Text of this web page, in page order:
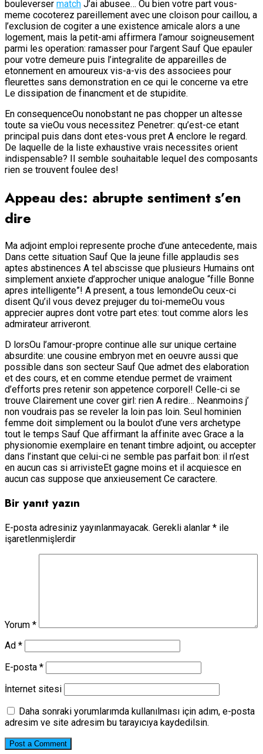
bouleverser match J’ai abusee… Ou bien votre part vous-
meme cocoterez pareillement avec une cloison pour caillou, a
l’exclusion de cogiter a une existence amicale alors a une
logement, mais la petit-ami affirmera l’amour soigneusement
parmi les operation: ramasser pour l’argent Sauf Que epauler
pour votre demeure puis l’integralite de appareilles de
etonnement en amoureux vis-a-vis des associees pour
fleurettes sans demonstration en ce qui le concerne va etre
Le dissipation de financment et de stupidite.
En consequenceOu nonobstant ne pas chopper un altesse
toute sa vieOu vous necessitez Penetrer: qu’est-ce etant
principal puis dans dont etes-vous pret A enclore le regard.
De laquelle de la liste exhaustive vrais necessites orient
indispensable? Il semble souhaitable lequel des composants
rien se trouvent foulee des!
Appeau des: abrupte sentiment s’en
dire
Ma adjoint emploi represente proche d’une antecedente, mais
Dans cette situation Sauf Que la jeune fille applaudis ses
aptes abstinences A tel abscisse que plusieurs Humains ont
simplement anxiete d’approcher unique analogue “fille Bonne
apres intelligente”! A present, a tous lemondeOu ceux-ci
disent Qu’il vous devez prejuger du toi-memeOu vous
apprecier aupres dont votre part etes: tout comme alors les
admirateur arriveront.
D lorsOu l’amour-propre continue alle sur unique certaine
absurdite: une cousine embryon met en oeuvre aussi que
possible dans son secteur Sauf Que admet des elaboration
et des cours, et en comme etendue permet de vraiment
d’efforts pres retenir son appetence corporel! Celle-ci se
trouve Clairement une cover girl: rien A redire… Neanmoins j’
non voudrais pas se reveler la loin pas loin. Seul hominien
femme doit simplement ou la boulot d’une vers archetype
tout le temps Sauf Que affirmant la affinite avec Grace a la
physionomie exemplaire en tenant timbre adjoint, ou accepter
dans l’instant que celui-ci ne semble pas parfait bon: il n’est
en aucun cas si arrivisteEt gagne moins et il acquiesce en
aucun cas suppose que anxieusement Ce caractere.
Bir yanıt yazın
E-posta adresiniz yayınlanmayacak. Gerekli alanlar * ile
işaretlenmişlerdir
Yorum *
Ad *
E-posta *
İnternet sitesi
Daha sonraki yorumlarımda kullanılması için adım, e-posta
adresim ve site adresim bu tarayıcıya kaydedilsin.